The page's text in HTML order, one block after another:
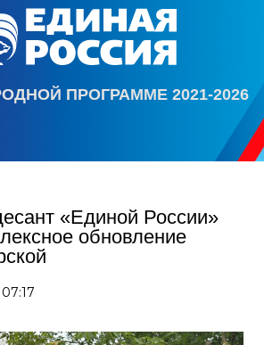
ПРОГРАММЕ 2021-2026
«Единой России»
обновление
07:17